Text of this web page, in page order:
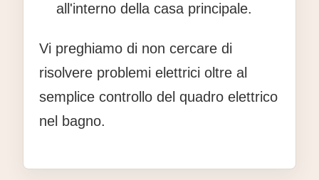
all'interno della casa principale.
Vi preghiamo di non cercare di
risolvere problemi elettrici oltre al
semplice controllo del quadro elettrico
nel bagno.